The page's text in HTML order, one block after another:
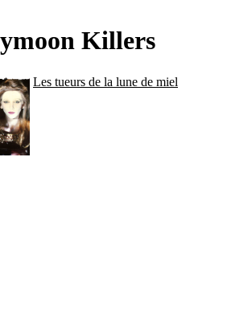
Killers
Les tueurs de la lune de miel